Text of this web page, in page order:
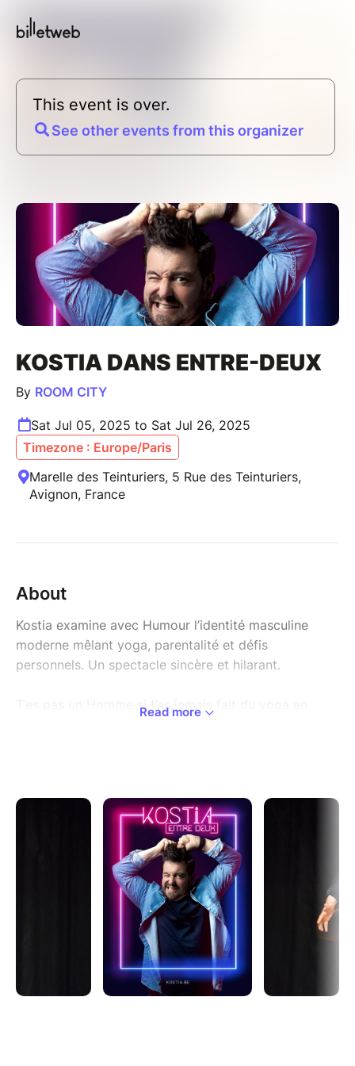
This event is over.
See other events from this organizer
KOSTIA DANS ENTRE-DEUX
By ROOM CITY
Sat Jul 05, 2025 to Sat Jul 26, 2025
Timezone : Europe/Paris
Marelle des Teinturiers, 5 Rue des Teinturiers,
Avignon, France
About
Kostia examine avec Humour l’identité masculine
moderne mêlant yoga, parentalité et défis
personnels. Un spectacle sincère et hilarant.
T’es pas un Homme si t’as jamais fait du yoga en
spectacle hilarant de vérité , Kostia nous raconte son
Entre mari et Papa, romantisme et célibat, féminisme
et patriarcat, homme moderne et homme tout court.
Avec sa bonhomie naturelle, ses personnages bien
sentis, un contact public inné et sa capacité à rendre
votre quotidien désopilant.
Kostia, artiste belge et attachant, vous promet un
Read more